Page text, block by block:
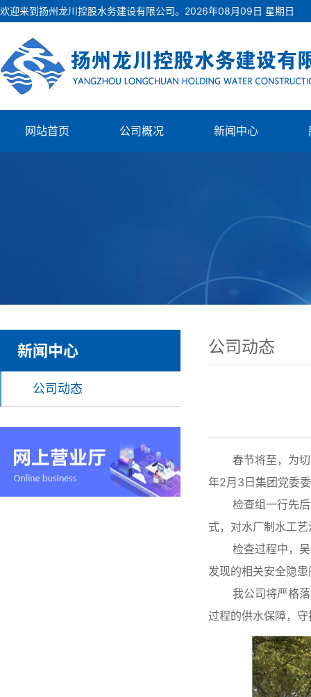
欢迎来到扬州龙川控股水务建设有限公司。 2026年08月09日 星期日
网站首页 公司概况 新闻中心
新闻中心
公司动态
公司动态
春节将至，为切
年2月3日集团党委
检查组一行先后
式，对水厂制水工
检查过程中，吴东
发现的相关安全隐
我公司将严格落实
过程的供水保障，